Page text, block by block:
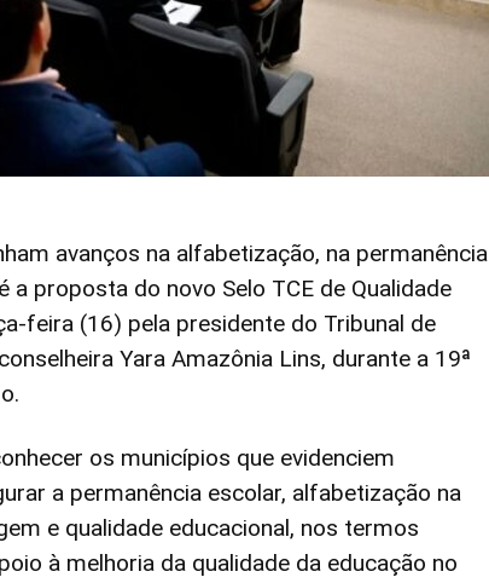
avanços na alfabetização, na permanência
a proposta do novo Selo TCE de Qualidade
feira (16) pela presidente do Tribunal de
Yara Amazônia Lins, durante a 19ª
os municípios que evidenciem
a permanência escolar, alfabetização na
e qualidade educacional, nos termos
à melhoria da qualidade da educação no